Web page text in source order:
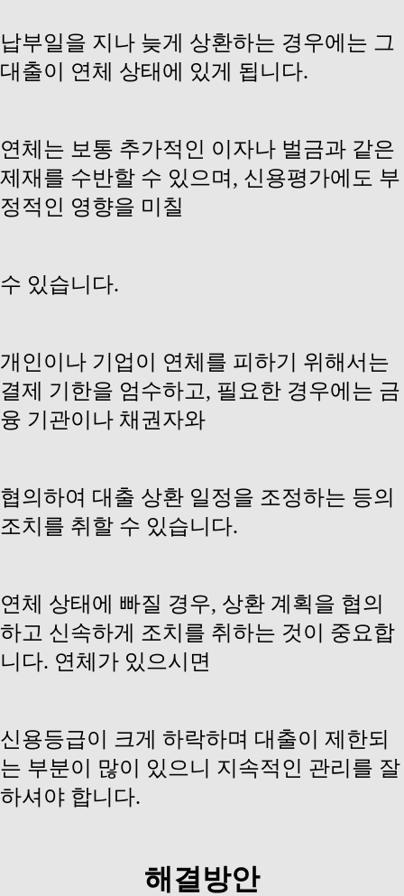
납부일을 지나 늦게 상환하는 경우에는 그
대출이 연체 상태에 있게 됩니다.
연체는 보통 추가적인 이자나 벌금과 같은
제재를 수반할 수 있으며, 신용평가에도 부
정적인 영향을 미칠
수 있습니다.
개인이나 기업이 연체를 피하기 위해서는
결제 기한을 엄수하고, 필요한 경우에는 금
융 기관이나 채권자와
협의하여 대출 상환 일정을 조정하는 등의
조치를 취할 수 있습니다.
연체 상태에 빠질 경우, 상환 계획을 협의
하고 신속하게 조치를 취하는 것이 중요합
니다. 연체가 있으시면
신용등급이 크게 하락하며 대출이 제한되
는 부분이 많이 있으니 지속적인 관리를 잘
하셔야 합니다.
해결방안